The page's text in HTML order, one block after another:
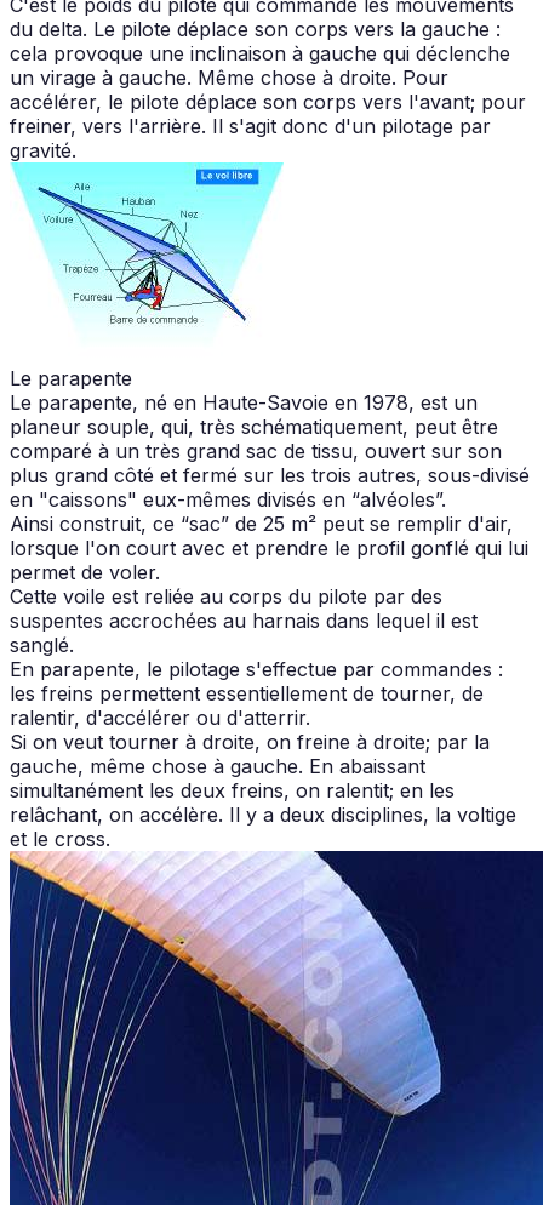
du delta. Le pilote déplace son corps vers la gauche :
cela provoque une inclinaison à gauche qui déclenche
un virage à gauche. Même chose à droite. Pour
accélérer, le pilote déplace son corps vers l'avant; pour
freiner, vers l'arrière. Il s'agit donc d'un pilotage par
gravité.
Le parapente
Le parapente, né en Haute-Savoie en 1978, est un
planeur souple, qui, très schématiquement, peut être
comparé à un très grand sac de tissu, ouvert sur son
plus grand côté et fermé sur les trois autres, sous-divisé
en "caissons" eux-mêmes divisés en “alvéoles”.
Ainsi construit, ce “sac” de 25 m² peut se remplir d'air,
lorsque l'on court avec et prendre le profil gonflé qui lui
permet de voler.
Cette voile est reliée au corps du pilote par des
suspentes accrochées au harnais dans lequel il est
sanglé.
En parapente, le pilotage s'effectue par commandes :
les freins permettent essentiellement de tourner, de
ralentir, d'accélérer ou d'atterrir.
Si on veut tourner à droite, on freine à droite; par la
gauche, même chose à gauche. En abaissant
simultanément les deux freins, on ralentit; en les
relâchant, on accélère. Il y a deux disciplines, la voltige
et le cross.